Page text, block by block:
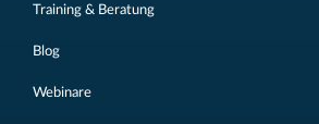
Training & Beratung
Blog
Webinare